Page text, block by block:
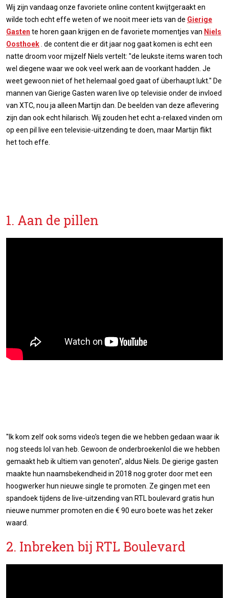
Wij zijn vandaag onze favoriete online content kwijtgeraakt en
wilde toch echt effe weten of we nooit meer iets van de Gierige
Gasten te horen gaan krijgen en de favoriete momentjes van Niels
Oosthoek. de content die er dit jaar nog gaat komen is echt een
natte droom voor mijzelf Niels vertelt: ''de leukste items waren toch
wel diegene waar we ook veel werk aan de voorkant hadden. Je
weet gewoon niet of het helemaal goed gaat of überhaupt lukt.'' De
mannen van Gierige Gasten waren live op televisie onder de invloed
van XTC, nou ja alleen Martijn dan. De beelden van deze aflevering
zijn dan ook echt hilarisch. Wij zouden het echt a-relaxed vinden om
op een pil live een televisie-uitzending te doen, maar Martijn flikt
het toch effe.
1. Aan de pillen
''Ik kom zelf ook soms video's tegen die we hebben gedaan waar ik
nog steeds lol van heb. Gewoon de onderbroekenlol die we hebben
gemaakt heb ik ultiem van genoten'', aldus Niels. De gierige gasten
maakte hun naamsbekendheid in 2018 nog groter door met een
hoogwerker hun nieuwe single te promoten. Ze gingen met een
spandoek tijdens de live-uitzending van RTL boulevard gratis hun
nieuwe nummer promoten en die € 90 euro boete was het zeker
waard.
2. Inbreken bij RTL Boulevard